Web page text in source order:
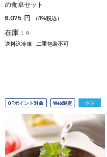
の食卓セット
6,075 円 （8%税込）
在庫：○
送料込冷凍 二重包装不可
OPポイント対象 Web限定 冷凍